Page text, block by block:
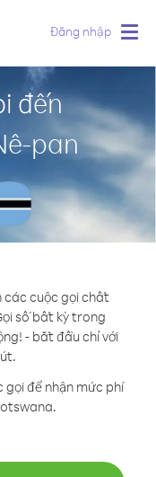
Đăng nhập
đến
pan
các cuộc gọi chất
số bất kỳ trong
- bắt đầu chỉ với
để nhận mức phí